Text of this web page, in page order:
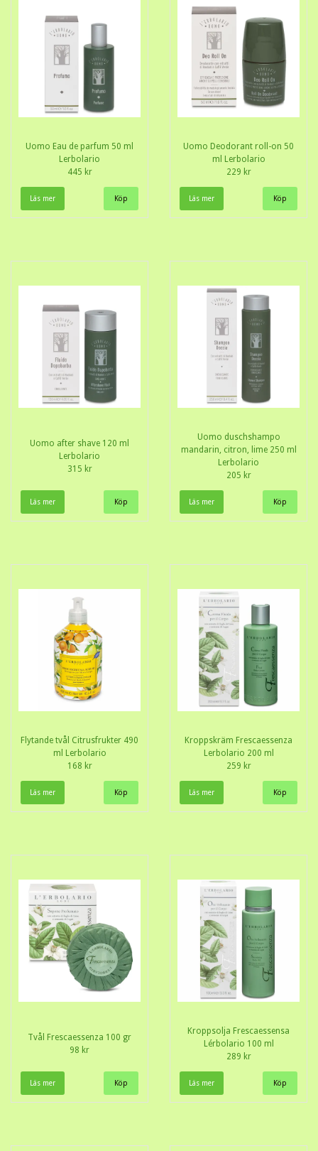
Uomo Eau de parfum 50 ml
Lerbolario
445 kr
Läs mer
Uomo Deodorant roll-on 50
ml Lerbolario
229 kr
Läs mer
Uomo after shave 120 ml
Lerbolario
315 kr
Läs mer
Uomo duschshampo
mandarin, citron, lime 250 ml
Lerbolario
205 kr
Läs mer
Flytande tvål Citrusfrukter 490
ml Lerbolario
168 kr
Läs mer
Kroppskräm Frescaessenza
Lerbolario 200 ml
259 kr
Läs mer
Tvål Frescaessenza 100 gr
98 kr
Läs mer
Kroppsolja Frescaessensa
Lérbolario 100 ml
289 kr
Läs mer